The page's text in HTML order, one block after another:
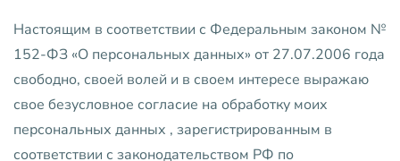
Настоящим в соответствии с Федеральным законом №
152-ФЗ «О персональных данных» от 27.07.2006 года
свободно, своей волей и в своем интересе выражаю
свое безусловное согласие на обработку моих
персональных данных , зарегистрированным в
соответствии с законодательством РФ по